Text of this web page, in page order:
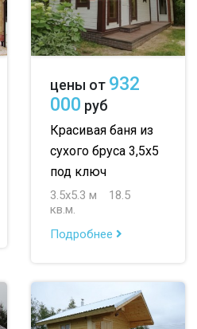
цены от 932
000 руб
Красивая баня из
сухого бруса 3,5х5
под ключ
3.5х5.3 м
18.5
кв.м.
Подробнее